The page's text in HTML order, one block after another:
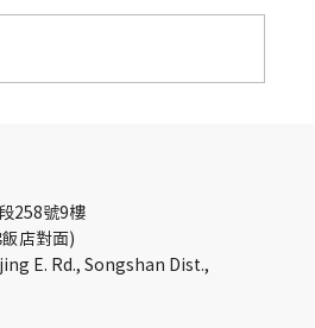
品牌新形象
258號9樓
店對面)
E. Rd., Songshan Dist.,